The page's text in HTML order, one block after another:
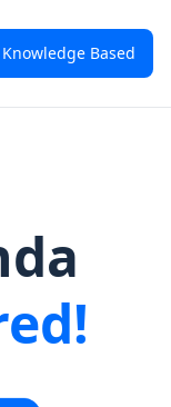
Knowledge Based